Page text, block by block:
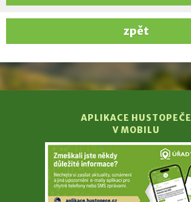
zpět
APLIKACE HUSTOPEČE
V MOBILU